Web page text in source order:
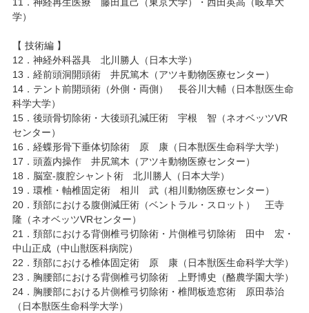
11．神経再生医療 藤田直己（東京大学）・西田英高（岐阜大
学）
【 技術編 】
12．神経外科器具 北川勝人（日本大学）
13．経前頭洞開頭術 井尻篤木（アツキ動物医療センター）
14．テント前開頭術（外側・両側） 長谷川大輔（日本獣医生命
科学大学）
15．後頭骨切除術・大後頭孔減圧術 宇根 智（ネオベッツVR
センター）
16．経蝶形骨下垂体切除術 原 康（日本獣医生命科学大学）
17．頭蓋内操作 井尻篤木（アツキ動物医療センター）
18．脳室-腹腔シャント術 北川勝人（日本大学）
19．環椎・軸椎固定術 相川 武（相川動物医療センター）
20．頚部における腹側減圧術（ベントラル・スロット） 王寺
隆（ネオベッツVRセンター）
21．頚部における背側椎弓切除術・片側椎弓切除術 田中 宏・
中山正成（中山獣医科病院）
22．頚部における椎体固定術 原 康（日本獣医生命科学大学）
23．胸腰部における背側椎弓切除術 上野博史（酪農学園大学）
24．胸腰部における片側椎弓切除術・椎間板造窓術 原田恭治
（日本獣医生命科学大学）